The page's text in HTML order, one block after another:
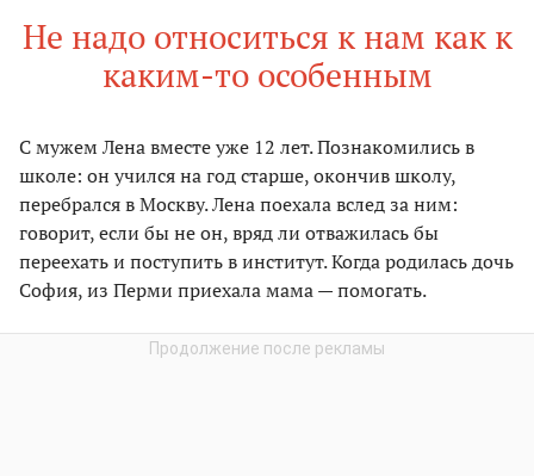
Не надо относиться к нам как к
каким-то особенным
С мужем Лена вместе уже 12 лет. Познакомились в
школе: он учился на год старше, окончив школу,
перебрался в Москву. Лена поехала вслед за ним:
говорит, если бы не он, вряд ли отважилась бы
переехать и поступить в институт. Когда родилась дочь
София, из Перми приехала мама — помогать.